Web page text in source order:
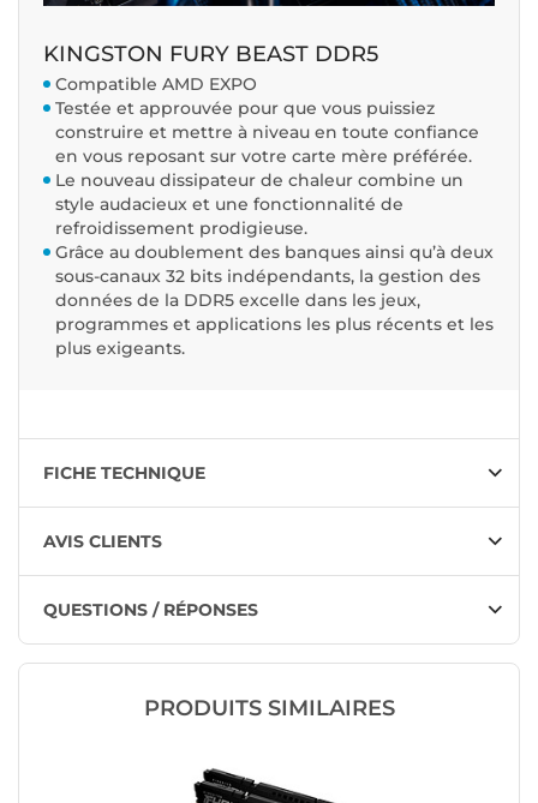
KINGSTON FURY BEAST DDR5
Compatible AMD EXPO
Testée et approuvée pour que vous puissiez
construire et mettre à niveau en toute confiance
en vous reposant sur votre carte mère préférée.
Le nouveau dissipateur de chaleur combine un
style audacieux et une fonctionnalité de
refroidissement prodigieuse.
Grâce au doublement des banques ainsi qu’à deux
sous-canaux 32 bits indépendants, la gestion des
données de la DDR5 excelle dans les jeux,
programmes et applications les plus récents et les
plus exigeants.
FICHE TECHNIQUE
AVIS CLIENTS
QUESTIONS / RÉPONSES
PRODUITS SIMILAIRES